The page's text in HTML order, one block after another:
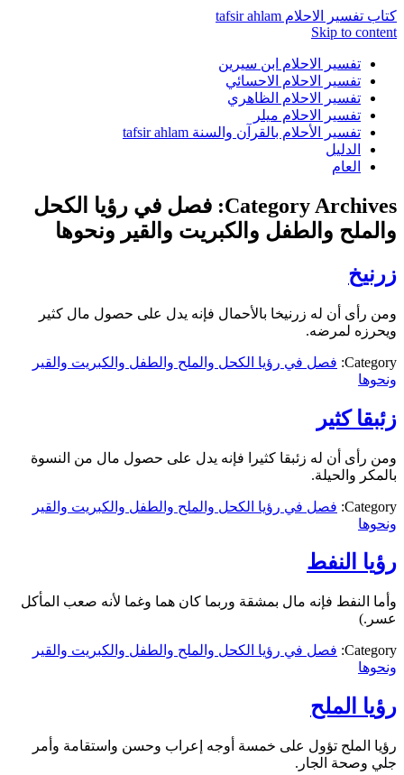
كتاب تفسير الاحلام tafsir ahlam
Skip to content
تفسير الاحلام ابن سيرين
تفسير الاحلام الاحسائي
تفسير الاحلام الظاهري
تفسير الاحلام ميلر
تفسير الأحلام بالقرآن والسنة tafsir ahlam
الدليل
العام
Category Archives: فصل في رؤيا الكحل
والملح والطفل والكبريت والقير ونحوها
زرنيخ
ومن رأى أن له زرنيخا بالأحمال فإنه يدل على حصول مال كثير
ويحرزه لمرضه.
Category: فصل في رؤيا الكحل والملح والطفل والكبريت والقير
ونحوها
زئبقا كثير
ومن رأى أن له زئبقا كثيرا فإنه يدل على حصول مال من النسوة
بالمكر والحيلة.
Category: فصل في رؤيا الكحل والملح والطفل والكبريت والقير
ونحوها
رؤيا النفط
وأما النفط فإنه مال بمشقة وربما كان هما وغما لأنه صعب المأكل
عسر.)
Category: فصل في رؤيا الكحل والملح والطفل والكبريت والقير
ونحوها
رؤيا الملح
رؤيا الملح تؤول على خمسة أوجه إعراب وحسن واستقامة وأمر
جلي وصحة الجار.